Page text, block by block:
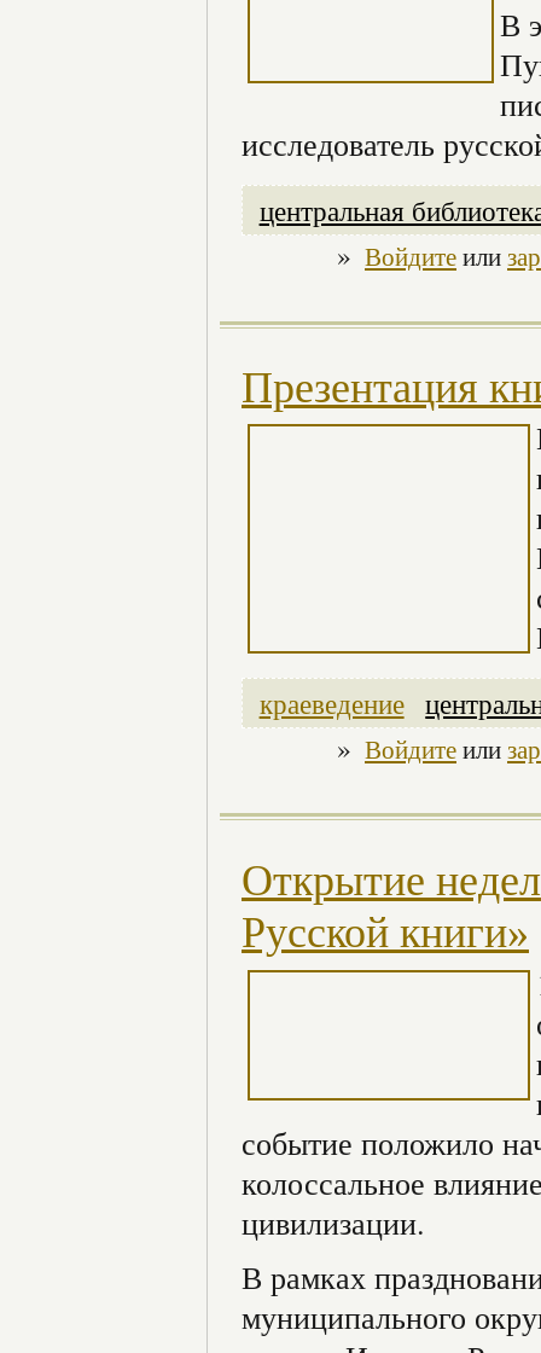
В
исследователь
центральная
» Войдитеили
Презентация
краеведение
» Войдитеили
Открытие
Русской книги»
событие положило
колоссальное
цивилизации.
В рамках
муниципального